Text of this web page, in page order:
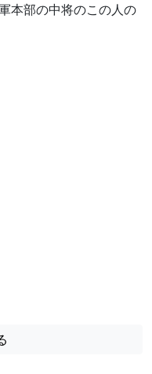
本部の中将のこの人の